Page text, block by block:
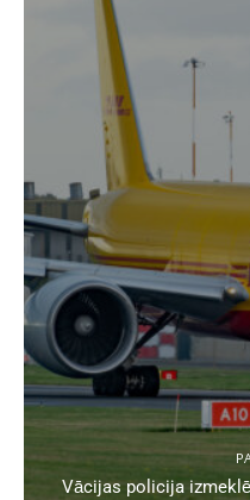
Vācijas policija